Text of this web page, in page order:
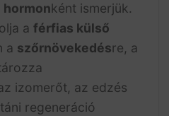
ként ismerjük.
aférfias külső
a szőrnövekedésre, a
izomerőt, az edzés
regeneráció